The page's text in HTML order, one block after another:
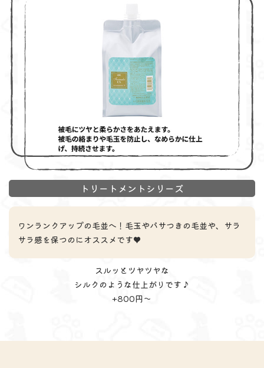
トリートメントシリーズ
ワンランクアップの毛並へ！毛玉やパサつきの毛並や、サラ
サラ感を保つのにオススメです♥
スルッとツヤツヤな
シルクのような仕上がりです♪
+800円～